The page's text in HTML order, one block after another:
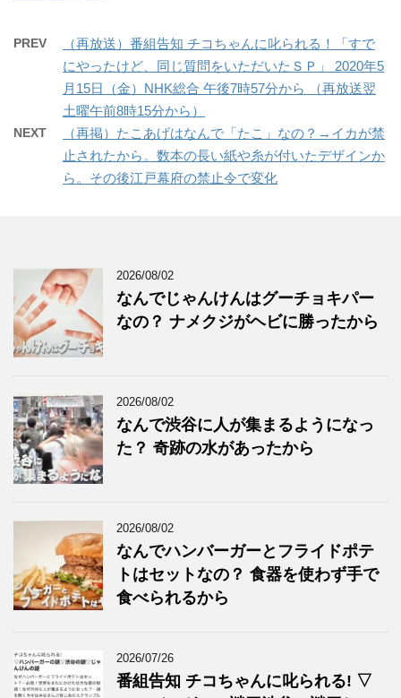
PREV
（再放送）番組告知 チコちゃんに叱られる！「すで
にやったけど、同じ質問をいただいたＳＰ」 2020年5
月15日（金）NHK総合 午後7時57分から （再放送翌
土曜午前8時15分から）
NEXT
（再掲）たこあげはなんで「たこ」なの？→イカが禁
止されたから。数本の長い紙や糸が付いたデザインか
ら。その後江戸幕府の禁止令で変化
2026/08/02
なんでじゃんけんはグーチョキパー
なの？ ナメクジがヘビに勝ったから
2026/08/02
なんで渋谷に人が集まるようになっ
た？ 奇跡の水があったから
2026/08/02
なんでハンバーガーとフライドポテ
トはセットなの？ 食器を使わず手で
食べられるから
2026/07/26
番組告知 チコちゃんに叱られる! ▽